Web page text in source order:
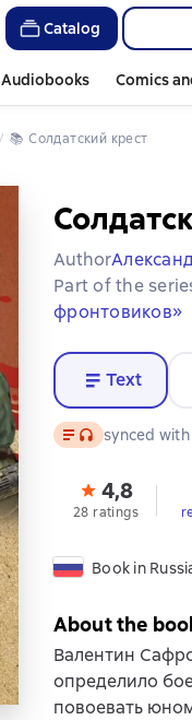
Catalog
Audiobooks Comics
📚 Солдатский крест
Author
Part of the
фронтовиков»
Text
Text, audio format
synced
4,8
28 ratings
Book in
About the
Валентин
определило
повоевать